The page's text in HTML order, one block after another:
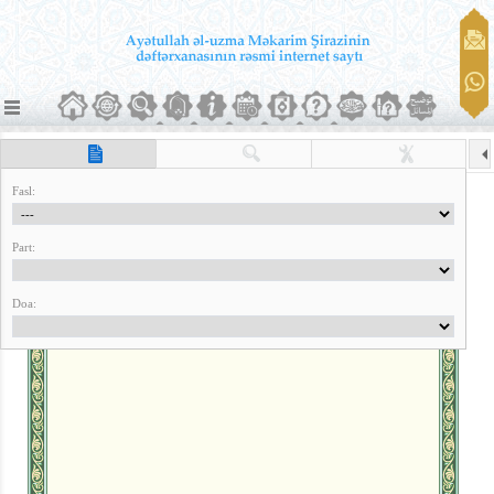
Mündəricat
Fasl:
Part:
Doa:
Axtar Quraşdırma